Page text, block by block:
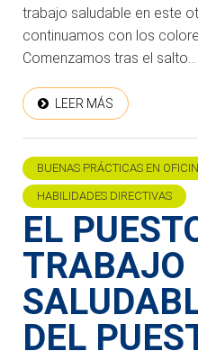
trabajo saludable en este
continuamos con los
Comenzamos tras el salto…
LEER MÁS
BUENAS PRÁCTICAS EN
HABILIDADES DIRECTIVAS
EL
TRABAJO
DEL